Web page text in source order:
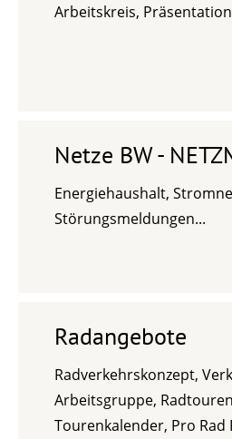
Arbeitskreis,
Netze BW -
Energiehaushalt,
Störungsmeldungen...
Radangebote
Radverkehrskonzept,
Arbeitsgruppe,
Tourenkalender, Pro Rad